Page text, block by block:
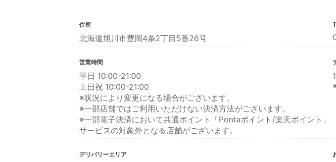
住所
北海道旭川市豊岡4条2丁目5番26号
営業時間
平日 10:00-21:00
土日祝 10:00-21:00
※状況により変更になる場合がございます。
※一部店舗ではご利用いただけない決済方法がございます。
※一部電子決済において共通ポイント「Pontaポイント/楽天ポイント」
サービスの対象外となる店舗がございます。
デリバリーエリア